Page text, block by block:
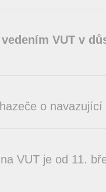
VUT v
o
VUT je od 11.